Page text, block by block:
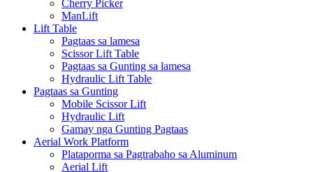
Cherry Picker
ManLift
Lift Table
Pagtaas sa lamesa
Scissor Lift Table
Pagtaas sa Gunting sa lamesa
Hydraulic Lift Table
Pagtaas sa Gunting
Mobile Scissor Lift
Hydraulic Lift
Gamay nga Gunting Pagtaas
Aerial Work Platform
Plataporma sa Pagtrabaho sa Aluminum
Aerial Lift